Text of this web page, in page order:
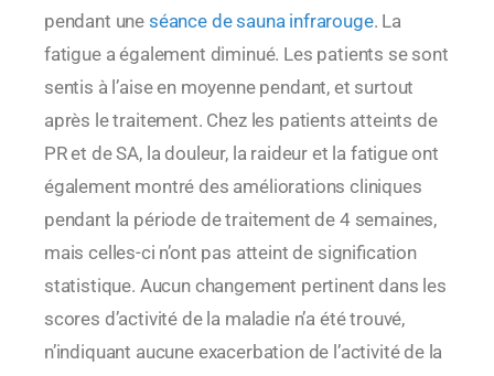
pendant une séance de sauna infrarouge. La
fatigue a également diminué. Les patients se sont
sentis à l’aise en moyenne pendant, et surtout
après le traitement. Chez les patients atteints de
PR et de SA, la douleur, la raideur et la fatigue ont
également montré des améliorations cliniques
pendant la période de traitement de 4 semaines,
mais celles-ci n’ont pas atteint de signification
statistique. Aucun changement pertinent dans les
scores d’activité de la maladie n’a été trouvé,
n’indiquant aucune exacerbation de l’activité de la